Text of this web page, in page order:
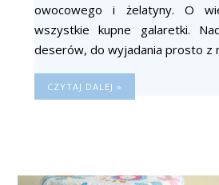
owocowego i żelatyny. O
wszystkie kupne galaretki.
deserów, do wyjadania prosto z
CZYTAJ DALEJ »